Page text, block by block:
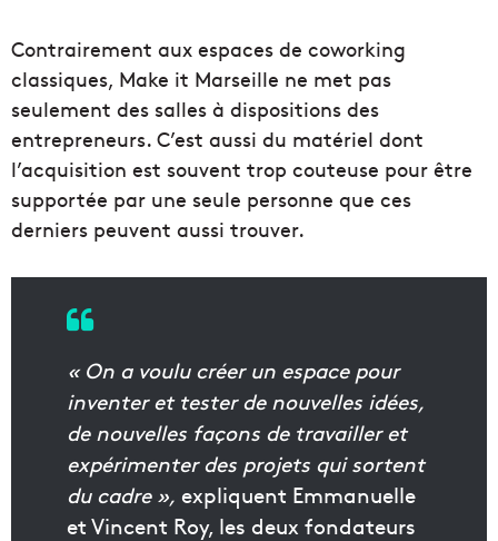
Contrairement aux espaces de coworking
classiques, Make it Marseille ne met pas
seulement des salles à dispositions des
entrepreneurs. C’est aussi du matériel dont
l’acquisition est souvent trop couteuse pour être
supportée par une seule personne que ces
derniers peuvent aussi trouver.
« On a voulu créer un espace pour
inventer et tester de nouvelles idées,
de nouvelles façons de travailler et
expérimenter des projets qui sortent
du cadre », expliquent Emmanuelle
et Vincent Roy, les deux fondateurs